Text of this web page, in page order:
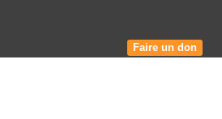
Faire un don